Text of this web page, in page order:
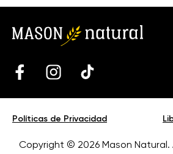
Copyright © 2026 Mason Natural.
Políticas de Privacidad